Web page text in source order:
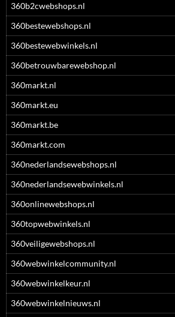
360b2cwebshops.nl
360bestewebshops.nl
360bestewebwinkels.nl
360betrouwbarewebshop.nl
360markt.nl
360markt.eu
360markt.be
360markt.com
360nederlandsewebshops.nl
360nederlandsewebwinkels.nl
360onlinewebshops.nl
360topwebwinkels.nl
360veiligewebshops.nl
360webwinkelcommunity.nl
360webwinkelkeur.nl
360webwinkelnieuws.nl